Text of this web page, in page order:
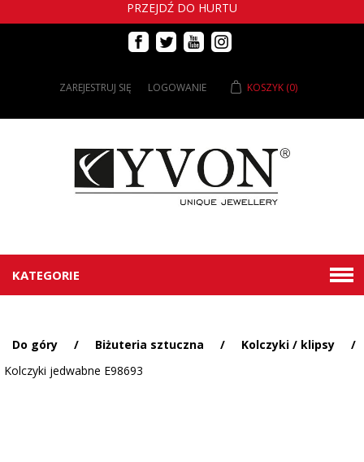
PRZEJDŹ DO HURTU
ZAREJESTRUJ SIĘ LOGOWANIE KOSZYK (0)
KATEGORIE
Do góry / Biżuteria sztuczna / Kolczyki / klipsy
/
Kolczyki jedwabne E98693